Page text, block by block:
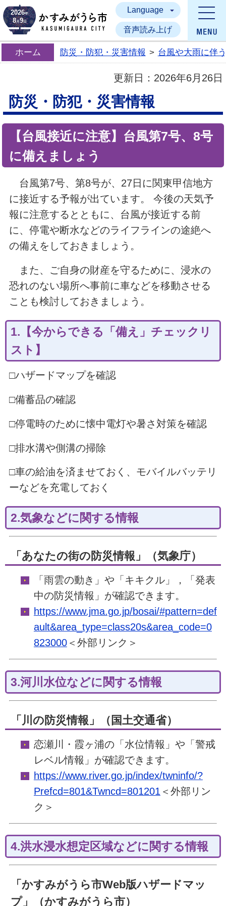
かすみがうら市
2026年
8月9日
Language
音声読み上げ
ホーム 防災・防犯・災害情報 > 台風や大雨に伴
更新日： 2026年6月26日
防災・防犯・災害情報
【台風接近に注意】台風第7号、8号
に備えましょう
台風第7号、第8号が、27日に関東甲信地方
に接近する予報が出ています。 今後の天気予
報に注意するとともに、台風が接近する前
に、停電や断水などのライフラインの途絶へ
の備えをしておきましょう。
また、ご自身の財産を守るために、浸水の
恐れのない場所へ事前に車などを移動させる
ことも検討しておきましょう。
1.【今からできる「備え」チェックリ
スト】
□ハザードマップを確認
□備蓄品の確認
□停電時のために懐中電灯や暑さ対策を確認
□排水溝や側溝の掃除
□車の給油を済ませておく、モバイルバッテリ
ーなどを充電しておく
2.気象などに関する情報
「あなたの街の防災情報」（気象庁）
「雨雲の動き」や「キキクル」，「発表
中の防災情報」が確認できます。
https://www.jma.go.jp/bosai/#pattern=def
ault&area_type=class20s&area_code=0
823000＜外部リンク＞
3.河川水位などに関する情報
「川の防災情報」（国土交通省）
恋瀬川・霞ヶ浦の「水位情報」や「警戒
レベル情報」が確認できます。
https://www.river.go.jp/index/twninfo/?
Prefcd=801&Twncd=801201 ＜外部リン
ク＞
4.洪水浸水想定区域などに関する情報
「かすみがうら市Web版ハザードマッ
プ」（かすみがうら市）